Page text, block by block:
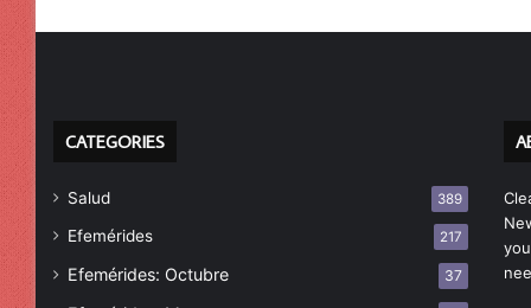
CATEGORIES
Salud 389
Efemérides 217
Efemérides: Octubre 37